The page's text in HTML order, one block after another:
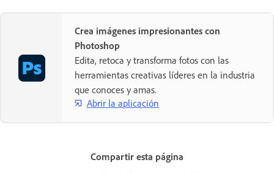
Crea imágenes impresionantes con
Photoshop
Edita, retoca y transforma fotos con las
herramientas creativas líderes en la industria
que conoces y amas.
Abrir la aplicación
Compartir esta página